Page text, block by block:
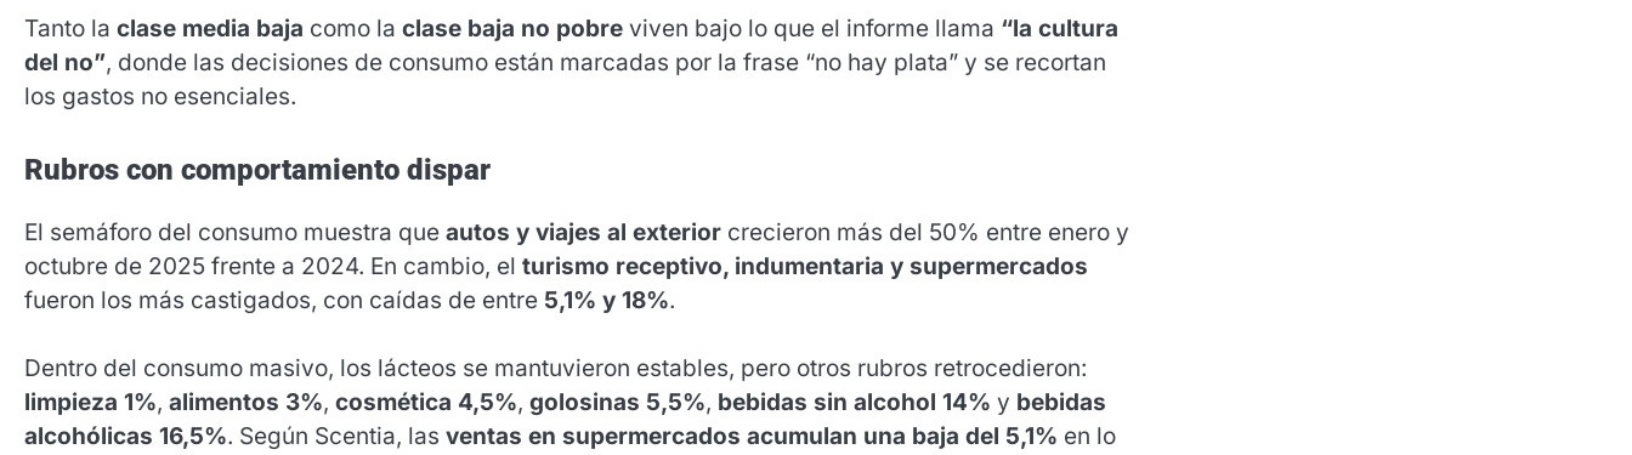
Tanto la clase media baja como la clase baja no pobre viven bajo lo que el informe llama “la cultura
del no”, donde las decisiones de consumo están marcadas por la frase “no hay plata” y se recortan
los gastos no esenciales.
Rubros con comportamiento dispar
El semáforo del consumo muestra que autos y viajes al exterior crecieron más del 50% entre enero y
octubre de 2025 frente a 2024. En cambio, el turismo receptivo, indumentaria y supermercados
fueron los más castigados, con caídas de entre 5,1% y 18%.
Dentro del consumo masivo, los lácteos se mantuvieron estables, pero otros rubros retrocedieron:
limpieza 1%, alimentos 3%, cosmética 4,5%, golosinas 5,5%, bebidas sin alcohol 14% y bebidas
alcohólicas 16,5%. Según Scentia, las ventas en supermercados acumulan una baja del 5,1% en lo